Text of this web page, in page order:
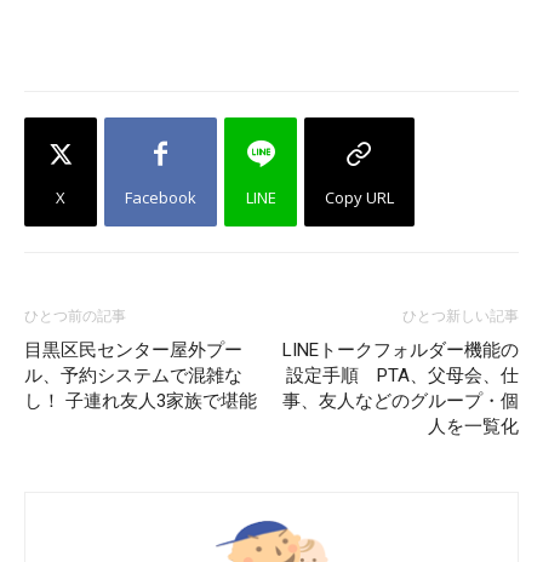
X Facebook LINE Copy URL
ひとつ前の記事
目黒区民センター屋外プー
ル、予約システムで混雑な
し！ 子連れ友人3家族で堪能
ひとつ新しい記事
LINEトークフォルダー機能の
設定手順 PTA、父母会、仕
事、友人などのグループ・個
人を一覧化